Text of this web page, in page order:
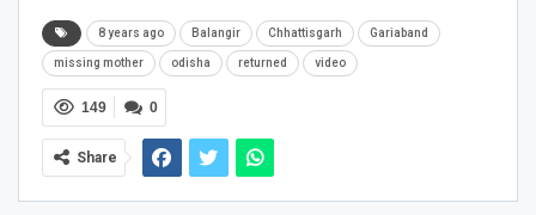
8 years ago Balangir Chhattisgarh Gariaband
missing mother odisha returned video
0
149
Share